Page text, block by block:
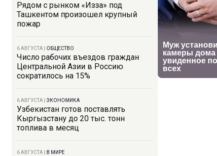
Рядом с рынком «Изза» под
Ташкентом произошел крупный
пожар
6 АВГУСТА ОБЩЕСТВО
Число рабочих въездов граждан
Центральной Азии в Россию
сократилось на 15%
6 АВГУСТА ЭКОНОМИКА
Узбекистан готов поставлять
Кыргызстану до 20 тыс. тонн
топлива в месяц
6 АВГУСТА В МИРЕ